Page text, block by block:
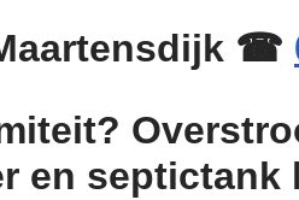
☎
en septictank